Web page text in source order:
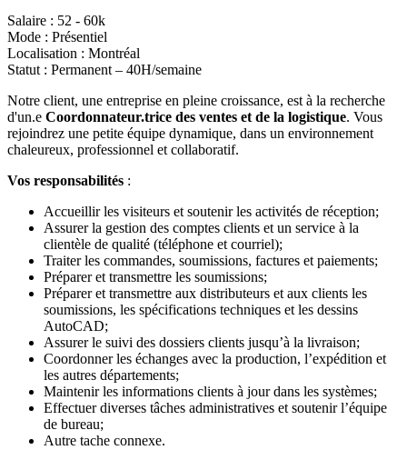
Salaire : 52 - 60k
Mode : Présentiel
Localisation : Montréal
Statut : Permanent – 40H/semaine
Notre client, une entreprise en pleine croissance, est à la recherche
d'un.e Coordonnateur.trice des ventes et de la logistique. Vous
rejoindrez une petite équipe dynamique, dans un environnement
chaleureux, professionnel et collaboratif.
Vos responsabilités :
Accueillir les visiteurs et soutenir les activités de réception;
Assurer la gestion des comptes clients et un service à la
clientèle de qualité (téléphone et courriel);
Traiter les commandes, soumissions, factures et paiements;
Préparer et transmettre les soumissions;
Préparer et transmettre aux distributeurs et aux clients les
soumissions, les spécifications techniques et les dessins
AutoCAD;
Assurer le suivi des dossiers clients jusqu’à la livraison;
Coordonner les échanges avec la production, l’expédition et
les autres départements;
Maintenir les informations clients à jour dans les systèmes;
Effectuer diverses tâches administratives et soutenir l’équipe
de bureau;
Autre tache connexe.